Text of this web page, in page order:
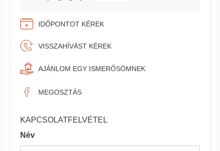
IDŐPONTOT KÉREK
VISSZAHÍVÁST KÉREK
AJÁNLOM EGY ISMERŐSÖMNEK
MEGOSZTÁS
KAPCSOLATFELVÉTEL
Név